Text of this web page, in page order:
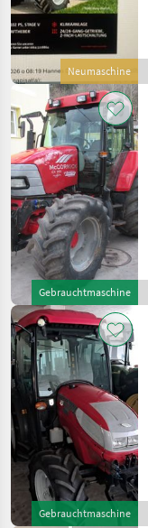
Neumaschine
Gebrauchtmaschine
Gebrauchtmaschine